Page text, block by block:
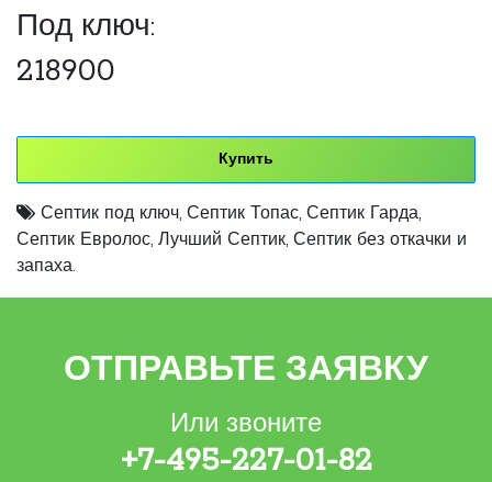
Под ключ:
218900
Купить
Септик под ключ, Септик Топас, Септик Гарда,
Септик Евролос, Лучший Септик, Септик без откачки и
запаха.
ОТПРАВЬТЕ ЗАЯВКУ
Или звоните
+7-495-227-01-82